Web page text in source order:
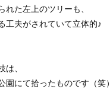
れた左上のツリーも、
工夫がされていて立体的♪
は、
園にて拾ったものです（笑）